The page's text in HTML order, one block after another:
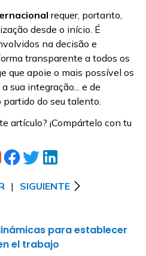
requer, portanto,
desde o início. É
na decisão e
transparente a todos os
que apoie o mais possível os
sua integração... e de
do seu talento.
artículo? ¡Compártelo con tu
| SIGUIENTE
para establecer
el trabajo